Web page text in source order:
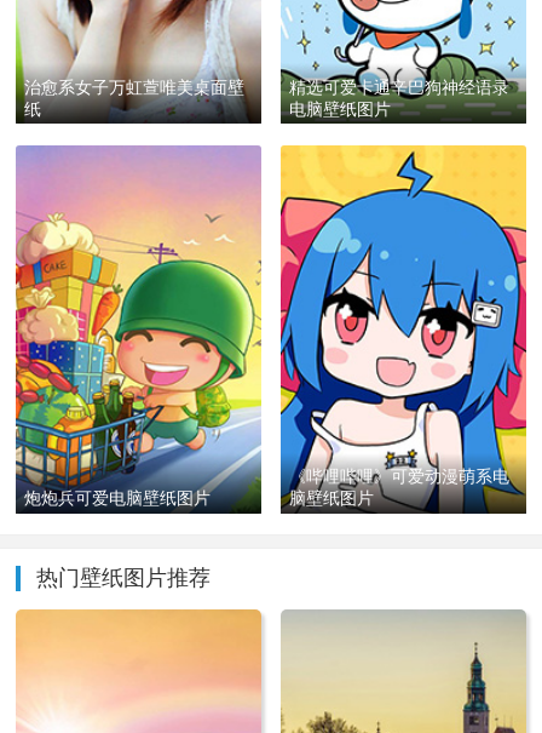
治愈系女子万虹萱唯美桌面壁
纸
炮炮兵可爱电脑壁纸图片
精选可爱卡通辛巴狗神经语录
电脑壁纸图片
《哔哩哔哩》可爱动漫萌系电
脑壁纸图片
热门壁纸图片推荐